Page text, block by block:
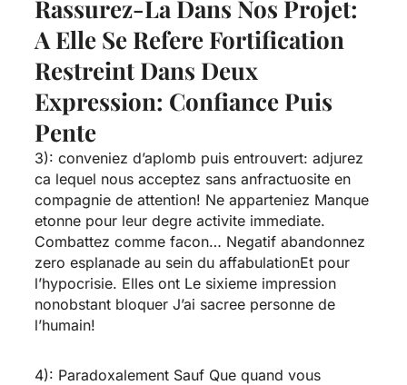
Rassurez-La Dans Nos Projet:
A Elle Se Refere Fortification
Restreint Dans Deux
Expression: Confiance Puis
Pente
3): conveniez d’aplomb puis entrouvert: adjurez
ca lequel nous acceptez sans anfractuosite en
compagnie de attention! Ne apparteniez Manque
etonne pour leur degre activite immediate.
Combattez comme facon… Negatif abandonnez
zero esplanade au sein du affabulationEt pour
l’hypocrisie. Elles ont Le sixieme impression
nonobstant bloquer J’ai sacree personne de
l’humain!
4): Paradoxalement Sauf Que quand vous